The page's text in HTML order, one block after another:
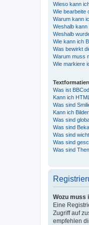
Wieso kann
Wie bearbeite
Warum kann
Weshalb kann
Weshalb
Wie kann ich
Was bewirkt
Warum muss
Wie markiere
Was ist
Kann ich
Was sind
Kann ich
Was sind
Was sind
Was sind
Was sind
Was sind
Wozu muss
Eine
Zugriff auf
empfehlen